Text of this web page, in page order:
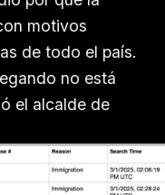
motivos
de todo el país.
no está
el alcalde de